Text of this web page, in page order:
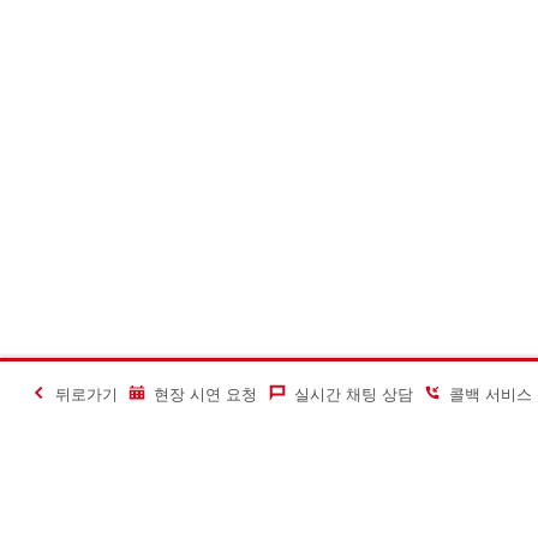
뒤로가기 현장 시연 요청 실시간 채팅 상담 콜백 서비스